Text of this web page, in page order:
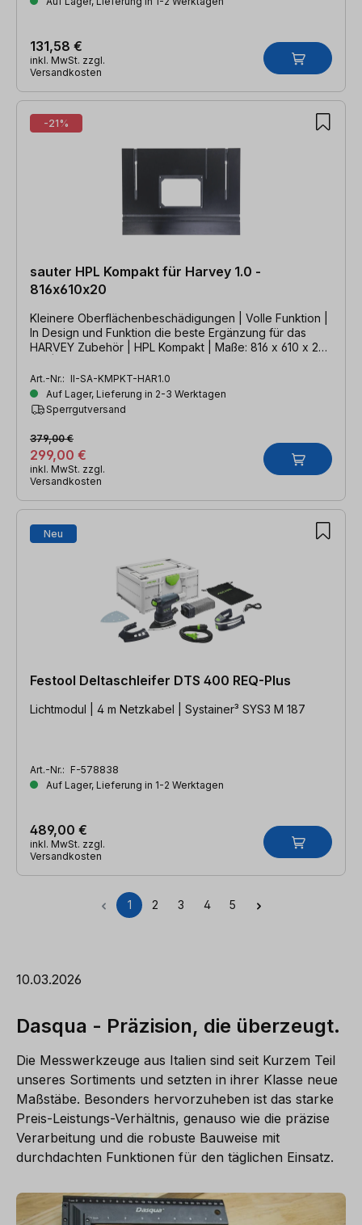
131,58 €
inkl. MwSt. zzgl.
Versandkosten
-21%
sauter HPL Kompakt für Harvey 1.0 -
816x610x20
Kleinere Oberflächenbeschädigungen | Volle Funktion |
In Design und Funktion die beste Ergänzung für das
HARVEY Zubehör | HPL Kompakt | Maße: 816 x 610 x 20
Art.-Nr.: II-SA-KMPKT-HAR1.0
Auf Lager, Lieferung in 2-3 Werktagen
Sperrgutversand
299,00 €
379,00 €
inkl. MwSt. zzgl.
Versandkosten
Neu
Festool Deltaschleifer DTS 400 REQ-Plus
Lichtmodul | 4 m Netzkabel | Systainer³ SYS3 M 187
Art.-Nr.: F-578838
Auf Lager, Lieferung in 1-2 Werktagen
489,00 €
inkl. MwSt. zzgl.
Versandkosten
Seite
1 Seite
2 Seite
3 Seite
4 Seite
5
10.03.2026
Dasqua - Präzision, die überzeugt.
Die Messwerkzeuge aus Italien sind seit Kurzem Teil
unseres Sortiments und setzten in ihrer Klasse neue
Maßstäbe. Besonders hervorzuheben ist das starke
Preis-Leistungs-Verhältnis, genauso wie die präzise
Verarbeitung und die robuste Bauweise mit
durchdachten Funktionen für den täglichen Einsatz.